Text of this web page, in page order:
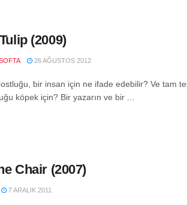
(2009)
26 AĞUSTOS 2012
bir insan için ne ifade edebilir? Ve tam
köpek için? Bir yazarın ve bir ...
Chair (2007)
7 ARALIK 2011